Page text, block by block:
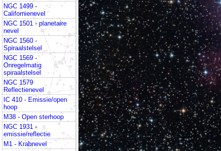
NGC 1499 -
Californienevel
NGC 1501 - planetaire
nevel
NGC 1560 -
Spiraalstelsel
NGC 1569 -
Onregelmatig
spiraalstelsel
NGC 1579
Reflectienevel
IC 410 - Emissie/open
hoop
M38 - Open sterhoop
NGC 1931 -
emissie/reflectie
M1 - Krabnevel